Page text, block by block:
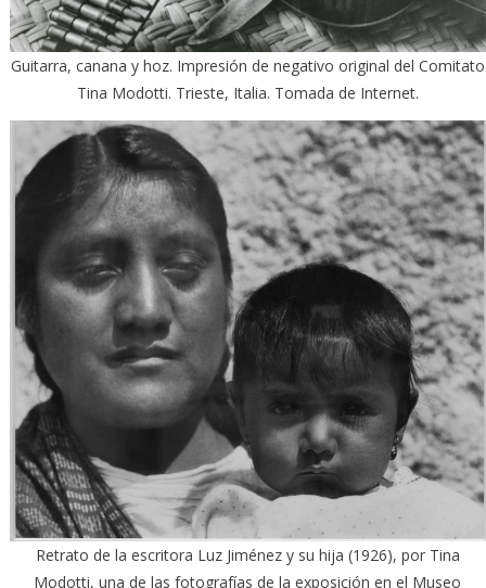
Guitarra, canana y hoz. Impresión de negativo original del Comitato
Tina Modotti. Trieste, Italia. Tomada de Internet.
Retrato de la escritora Luz Jiménez y su hija (1926), por Tina
Modotti, una de las fotografías de la exposición en el Museo